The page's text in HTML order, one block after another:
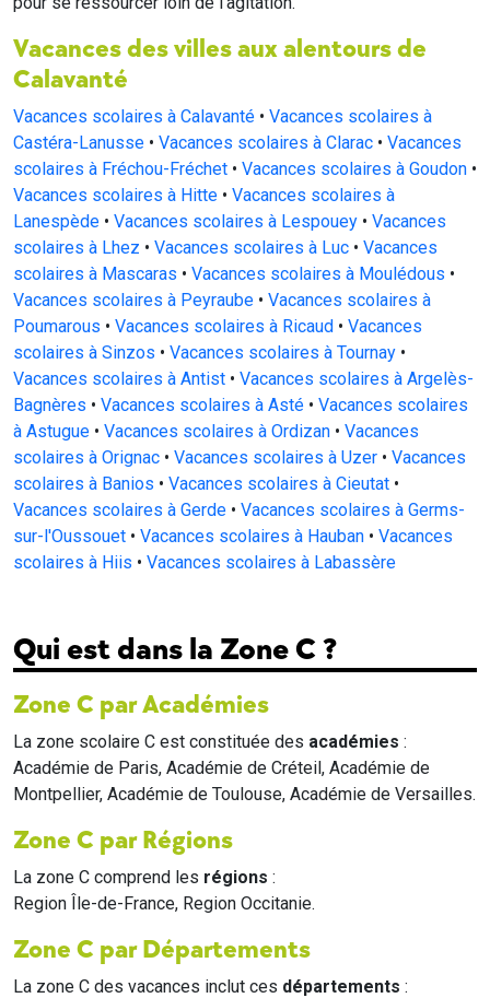
Vacances des villes aux alentours de
Calavanté
Vacances scolaires à Calavanté • Vacances scolaires à
Castéra-Lanusse • Vacances scolaires à Clarac • Vacances
scolaires à Fréchou-Fréchet • Vacances scolaires à Goudon •
Vacances scolaires à Hitte • Vacances scolaires à
Lanespède • Vacances scolaires à Lespouey • Vacances
scolaires à Lhez • Vacances scolaires à Luc • Vacances
scolaires à Mascaras • Vacances scolaires à Moulédous •
Vacances scolaires à Peyraube • Vacances scolaires à
Poumarous • Vacances scolaires à Ricaud • Vacances
scolaires à Sinzos • Vacances scolaires à Tournay •
Vacances scolaires à Antist • Vacances scolaires à Argelès-
Bagnères • Vacances scolaires à Asté • Vacances scolaires
à Astugue • Vacances scolaires à Ordizan • Vacances
scolaires à Orignac • Vacances scolaires à Uzer • Vacances
scolaires à Banios • Vacances scolaires à Cieutat •
Vacances scolaires à Gerde • Vacances scolaires à Germs-
sur-l'Oussouet • Vacances scolaires à Hauban • Vacances
scolaires à Hiis • Vacances scolaires à Labassère
Qui est dans la Zone C ?
Zone C par Académies
La zone scolaire C est constituée des académies :
Académie de Paris, Académie de Créteil, Académie de
Montpellier, Académie de Toulouse, Académie de Versailles.
Zone C par Régions
La zone C comprend les régions :
Region Île-de-France, Region Occitanie.
Zone C par Départements
La zone C des vacances inclut ces départements :